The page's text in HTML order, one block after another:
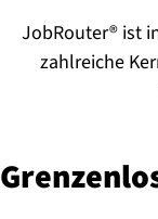
JobRouter® ist
zahlreiche